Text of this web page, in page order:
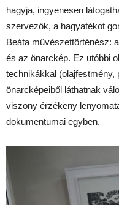
hagyja, ingyenesen
szervezők, a hagyatékot
Beáta művészettörténész:
és az önarckép. Ez utóbbi
technikákkal
önarcképeiből láthatnak
viszony érzékeny
dokumentumai egyben.